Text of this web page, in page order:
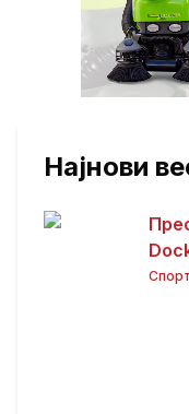
Најнови